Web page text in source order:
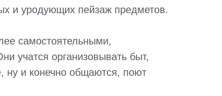
и уродующих пейзаж предметов.
самостоятельными,
учатся организовывать быт,
ну и конечно общаются, поют